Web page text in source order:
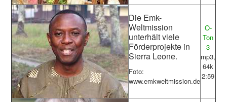
Die Emk-
Weltmission
unterhält viele
Förderprojekte in
Sierra Leone.
Foto:
www.emkweltmission.de
O-
Ton
3
mp3,
64k
2:59